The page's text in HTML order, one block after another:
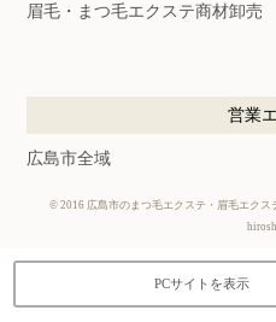
眉毛・まつ毛エクステ商材卸売
営業
広島市全域
© 2016 広島市のまつ毛エクステ・眉毛エク
PCサイトを表示